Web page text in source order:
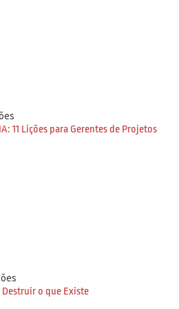
11 Lições para Gerentes de Projetos
Destruir o que Existe